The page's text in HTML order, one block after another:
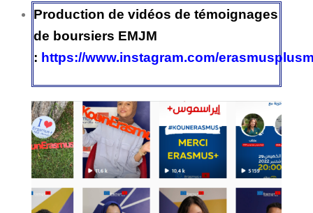
Production de vidéos de témoignages
de boursiers EMJM
: https://www.instagram.com/